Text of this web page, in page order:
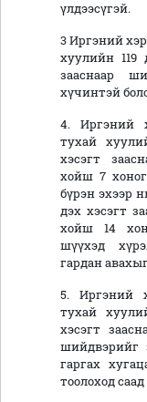
үлдээсүгэй.
3 Иргэний
хуулийн 119
зааснаар
хүчинтэй
4. Иргэний
тухай
хэсэгт
хойш 7
бүрэн эхээр
дэх хэсэгт
хойш 14
шүүхэд
гардан
5. Иргэний
тухай
хэсэгт
шийдвэрийг
гаргах
тоолоход